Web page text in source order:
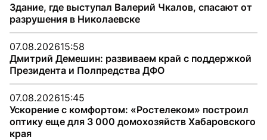
Здание, где выступал Валерий Чкалов, спасают от
разрушения в Николаевске
07.08.202615:58
Дмитрий Демешин: развиваем край с поддержкой
Президента и Полпредства ДФО
07.08.202615:45
Ускорение с комфортом: «Ростелеком» построил
оптику еще для 3 000 домохозяйств Хабаровского
края